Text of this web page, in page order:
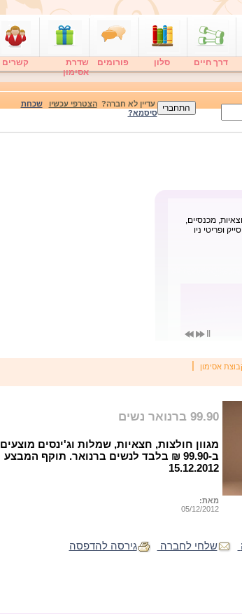
דרך חיים סלון פורומים
שדרת
אסימון
קשרים
עדיין לא חברה?הצטרפי עכשיו
שכחת
סיסמא?
מכנסיים,
ופריטי ניו
אסימון
99.90 ברנואר נשים
מגוון חולצות, חצאיות, שמלות וג'ינסים מוצעים
ב-99.90 ₪ בלבד לנשים ברנואר. תוקף המבצע
15.12.2012
מאת:
05/12/2012
שלחי לחברה גירסה להדפסה